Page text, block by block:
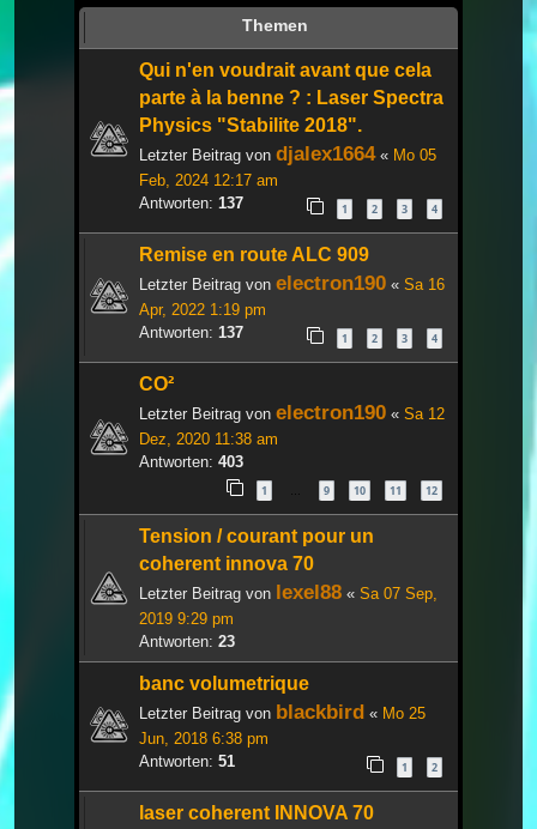
Themen
Qui n'en voudrait avant que cela
parte à la benne ? : Laser Spectra
Physics "Stabilite 2018".
Letzter Beitrag von djalex1664« Mo 05
Feb, 2024 12:17 am
Antworten: 137 1 2 3 4
Remise en route ALC 909
Letzter Beitrag von electron190 « Sa 16
Apr, 2022 1:19 pm
Antworten: 137 1 2 3 4
CO²
Letzter Beitrag von electron190 « Sa 12
Dez, 2020 11:38 am
Antworten: 403
1 … 9 10 11 12
Tension / courant pour un
coherent innova 70
Letzter Beitrag von lexel88 « Sa 07 Sep,
2019 9:29 pm
Antworten: 23
banc volumetrique
Letzter Beitrag von blackbird « Mo 25
Jun, 2018 6:38 pm
Antworten: 51 1 2
laser coherent INNOVA 70